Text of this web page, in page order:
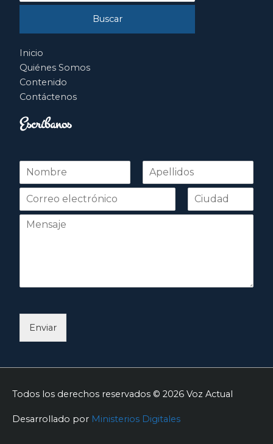
Inicio
Quiénes Somos
Contenido
Contáctenos
Escríbanos
N
m
r
Nombre Apellidos
Enviar
Todos los derechos reservados © 2026 Voz Actual
Desarrollado por Ministerios Digitales